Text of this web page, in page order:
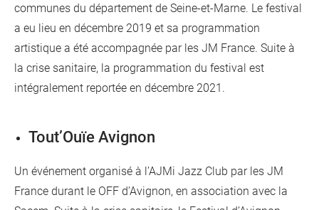
communes du département de Seine-et-Marne. Le festival
a eu lieu en décembre 2019 et sa programmation
artistique a été accompagnée par les JM France. Suite à
la crise sanitaire, la programmation du festival est
intégralement reportée en décembre 2021.
Tout’Ouïe Avignon
Un événement organisé à l’AJMi Jazz Club par les JM
France durant le OFF d’Avignon, en association avec la